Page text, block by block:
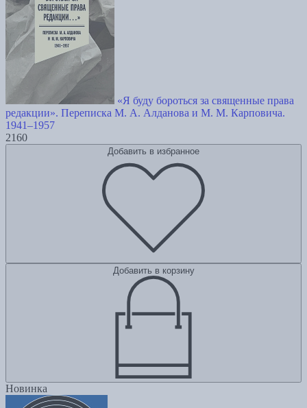
«Я буду бороться за священные права
редакции». Переписка М. А. Алданова и М. М. Карповича.
1941–1957
2160
Добавить в избранное
Добавить в корзину
Новинка